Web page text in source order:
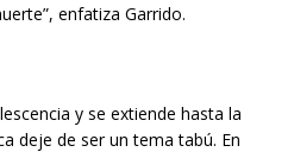
enfatiza Garrido.
y se extiende hasta la
deje de ser un tema tabú. En